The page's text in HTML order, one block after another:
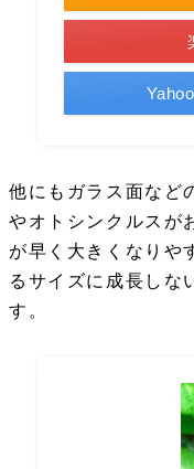
他にもガラス面など
やオトシンクルスが
が早く大きくなりや
るサイズに成長しな
す。